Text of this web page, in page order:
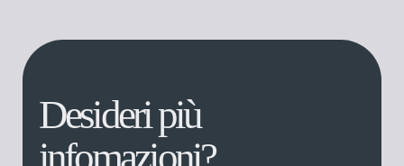
Desideri più
infomazioni?